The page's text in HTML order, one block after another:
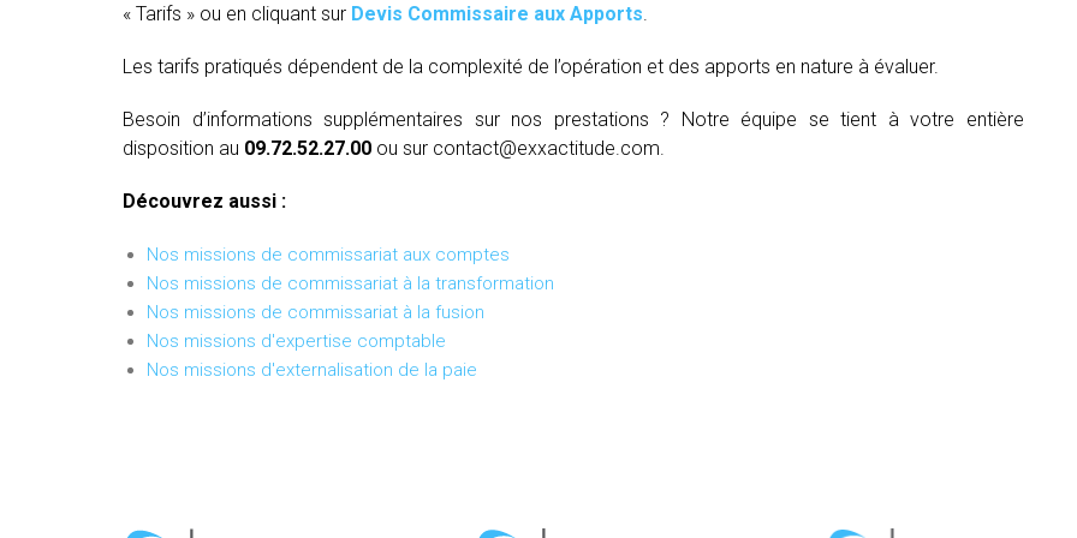
« Tarifs » ou en cliquant sur Devis Commissaire aux Apports.
Les tarifs pratiqués dépendent de la complexité de l’opération et des apports en nature à évaluer.
Besoin d’informations supplémentaires sur nos prestations ? Notre équipe se tient à votre entière
disposition au 09.72.52.27.00 ou sur contact@exxactitude.com.
Découvrez aussi :
Nos missions de commissariat aux comptes
Nos missions de commissariat à la transformation
Nos missions de commissariat à la fusion
Nos missions d'expertise comptable
Nos missions d'externalisation de la paie